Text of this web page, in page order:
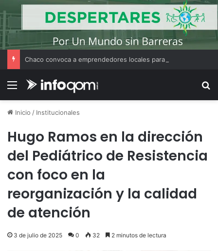
Menú
Inicio / Institucionales
Hugo Ramos en la dirección
del Pediátrico de Resistencia
con foco en la
reorganización y la calidad
de atención
3 de julio de 2025 0 32 2 minutos de lectura